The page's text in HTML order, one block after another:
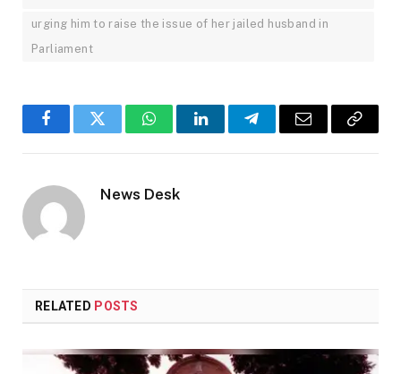
urging him to raise the issue of her jailed husband in
Parliament
FacebookTwitter WhatsAppLinkedInTelegramEmail
Copy
News Desk
RELATED POSTS